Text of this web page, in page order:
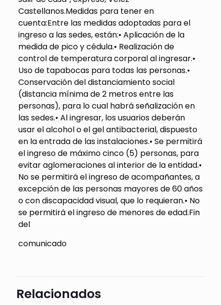
Castellanos.Medidas para tener en
cuenta:Entre las medidas adoptadas para el
ingreso a las sedes, están:• Aplicación de la
medida de pico y cédula.• Realización de
control de temperatura corporal al ingresar.•
Uso de tapabocas para todas las personas.•
Conservación del distanciamiento social
(distancia mínima de 2 metros entre las
personas), para lo cual habrá señalización en
las sedes.• Al ingresar, los usuarios deberán
usar el alcohol o el gel antibacterial, dispuesto
en la entrada de las instalaciones.• Se permitirá
el ingreso de máximo cinco (5) personas, para
evitar aglomeraciones al interior de la entidad.•
No se permitirá el ingreso de acompañantes, a
excepción de las personas mayores de 60 años
o con discapacidad visual, que lo requieran.• No
se permitirá el ingreso de menores de edad.Fin
del
comunicado
Relacionados